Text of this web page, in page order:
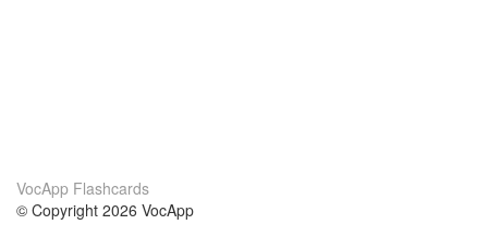
VocApp Flashcards
© Copyright 2026 VocApp